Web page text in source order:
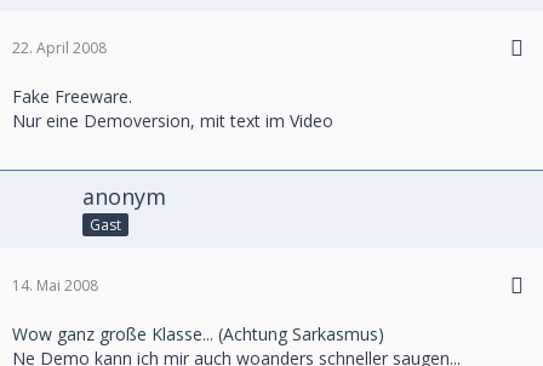
22. April 2008
Fake Freeware.
Nur eine Demoversion, mit text im Video
anonym
Gast
14. Mai 2008
Wow ganz große Klasse... (Achtung Sarkasmus)
Ne Demo kann ich mir auch woanders schneller saugen...